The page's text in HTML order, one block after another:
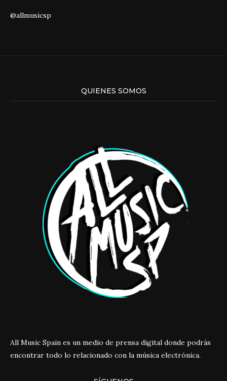
@allmusicsp
QUIENES SOMOS
All Music Spain es un medio de prensa digital donde podrás
encontrar todo lo relacionado con la música electrónica.